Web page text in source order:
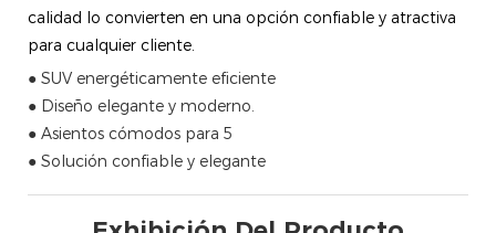
calidad lo convierten en una opción confiable y atractiva
para cualquier cliente.
● SUV energéticamente eficiente
● Diseño elegante y moderno.
● Asientos cómodos para 5
● Solución confiable y elegante